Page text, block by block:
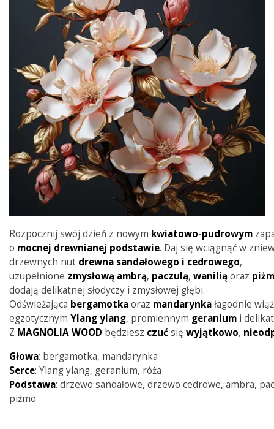
Rozpocznij swój dzień z nowym kwiatowo-pudrowym
o mocnej drewnianej podstawie. Daj się wciągnąć w
drzewnych nut drewna sandałowego i cedrowego,
uzupełnione zmysłową ambrą, paczulą, waniliąoraz
dodają delikatnej słodyczy i zmysłowej głębi.
Odświeżająca bergamotkaoraz mandarynkałagodnie
egzotycznym Ylangylang, promiennym geranium i
Z MAGNOLIAWOOD będziesz czućsię wyjątkowo,
Głowa: bergamotka, mandarynka
Serce: Ylang ylang, geranium, róża
Podstawa: drzewo sandałowe, drzewo cedrowe, ambra,
piżmo